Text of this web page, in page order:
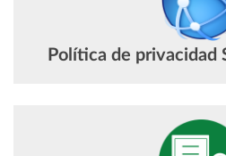
Política de privacidad